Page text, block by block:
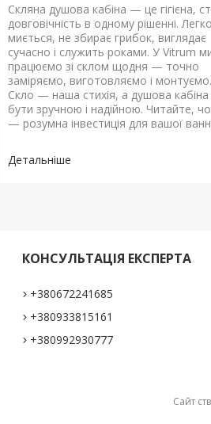
Скляна душова кабіна — це гігієна,
довговічність в одному рішенні. Легко
миється, не збирає грибок, виглядає
сучасно і служить роками. У Vitrum
працюємо зі склом щодня — точно
заміряємо, виготовляємо і монтуємо.
Скло — наша стихія, а душова
бути зручною і надійною. Читайте,
— розумна інвестиція для вашої
КОНСУЛЬТАЦІЯ ЕКСПЕРТА
+380672241685
+380933815161
+380992930777
Сайт